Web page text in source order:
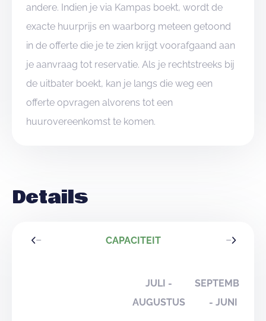
andere. Indien je via Kampas boekt, wordt de
exacte huurprijs en waarborg meteen getoond
in de offerte die je te zien krijgt voorafgaand aan
je aanvraag tot reservatie. Als je rechtstreeks bij
de uitbater boekt, kan je langs die weg een
offerte opvragen alvorens tot een
huurovereenkomst te komen.
Details
CAPACITEIT
JULI -
AUGUSTUS
SEPTEMBER
- JUNI